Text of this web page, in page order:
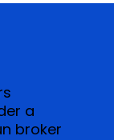
a
broker